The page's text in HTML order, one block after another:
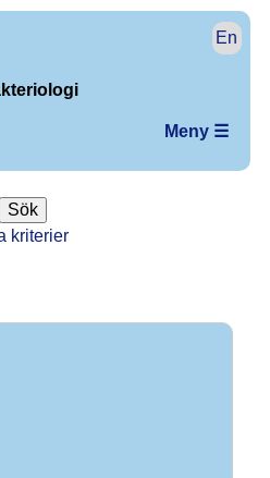
En
Meny ☰
kriterier